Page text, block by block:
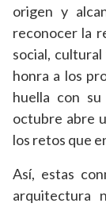
origen y
reconocer la
social,
honra a los
huella con
octubre abre
los retos que
Así, estas
arquitectura